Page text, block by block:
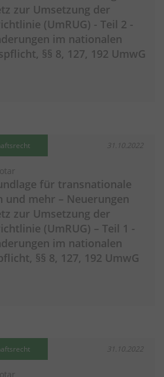
zur Umsetzung der
(UmRUG) - Teil 2 -
im nationalen
§§ 8, 127, 192 UmwG
31.10.2022
für transnationale
und mehr – Neuerungen
zur Umsetzung der
(UmRUG) – Teil 1 -
im nationalen
§§ 8, 127, 192 UmwG
31.10.2022